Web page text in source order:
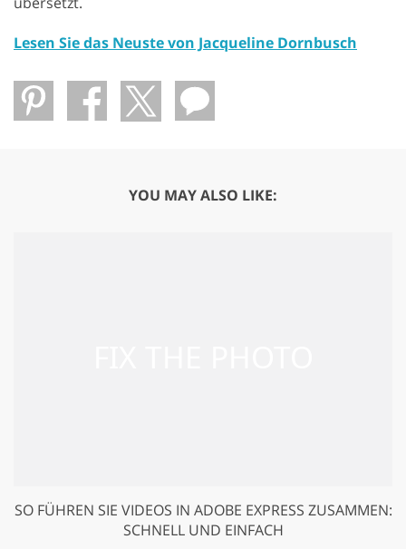
Lesen Sie das Neuste von Jacqueline Dornbusch
YOU MAY ALSO LIKE:
SO FÜHREN SIE VIDEOS IN ADOBE EXPRESS ZUSAMMEN:
SCHNELL UND EINFACH